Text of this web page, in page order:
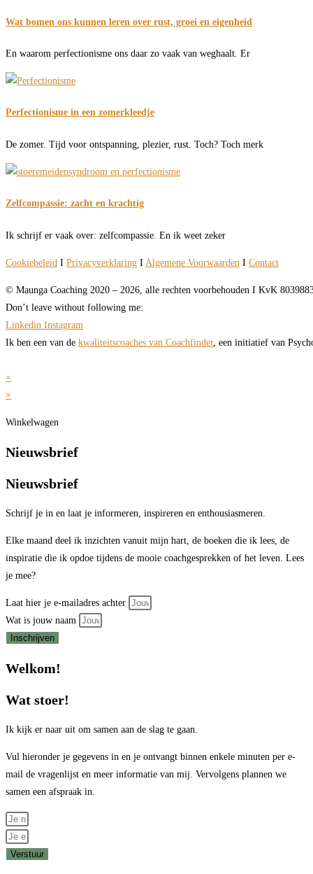
Wat bomen ons kunnen leren over rust, groei en eigenheid
En waarom perfectionisme ons daar zo vaak van weghaalt. Er
Perfectionisme in een zomerkleedje
De zomer. Tijd voor ontspanning, plezier, rust. Toch? Toch merk
Zelfcompassie: zacht en krachtig
Ik schrijf er vaak over: zelfcompassie. En ik weet zeker
Cookiebeleid I Privacyverklaring I Algemene Voorwaarden I Contact
© Maunga Coaching 2020 – 2026, alle rechten voorbehouden I KvK
Don’t leave without following me:
Linkedin Instagram
Ik ben een van de kwaliteitscoaches van Coachfinder, een initiatief van
×
×
Winkelwagen
Nieuwsbrief
Nieuwsbrief
Schrijf je in en laat je informeren, inspireren en enthousiasmeren.
Elke maand deel ik inzichten vanuit mijn hart, de boeken die ik lees, de
inspiratie die ik opdoe tijdens de mooie coachgesprekken of het leven. Lees
je mee?
Laat hier je e-mailadres achter
Wat is jouw naam
Inschrijven
Welkom!
Wat stoer!
Ik kijk er naar uit om samen aan de slag te gaan.
Vul hieronder je gegevens in en je ontvangt binnen enkele minuten per e-
mail de vragenlijst en meer informatie van mij. Vervolgens plannen we
samen een afspraak in.
Verstuur